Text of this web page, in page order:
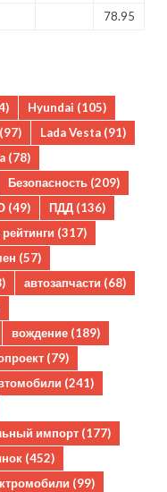
78.95
Hyundai (105)
(97) Lada Vesta (91)
(78)
Безопасность (209)
(49) ПДД (136)
(317)
(57)
автозапчасти (68)
вождение (189)
(79)
(241)
импорт (177)
(452)
(99)